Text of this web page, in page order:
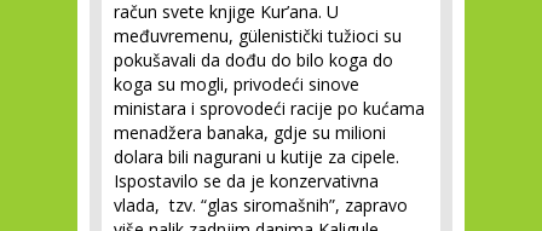
račun svete knjige Kur’ana. U
međuvremenu, gülenistički tužioci su
pokušavali da dođu do bilo koga do
koga su mogli, privodeći sinove
ministara i sprovodeći racije po kućama
menadžera banaka, gdje su milioni
dolara bili nagurani u kutije za cipele.
Ispostavilo se da je konzervativna
vlada, tzv. “glas siromašnih”, zapravo